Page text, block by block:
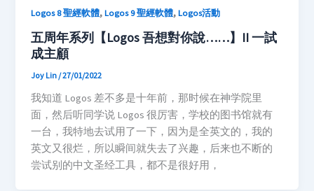
Logos 8 聖經軟體,Logos 9 聖經軟體,Logos活動
五周年系列【Logos 吾想對你說……】II 一試
成主顧
Joy Lin/27/01/2022
我知道 Logos 差不多是十年前，那时候在神学院里
面，然后听同学说 Logos 很厉害，学校的图书馆就有
一台，我特地去试用了一下，因为是全英文的，我的
英文又很烂，所以瞬间就失去了兴趣，后来也不断的
尝试别的中文圣经工具，都不是很好用，